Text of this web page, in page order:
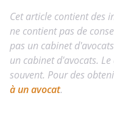
Cet article contient des
ne contient pas de
pas un cabinet
un cabinet d'avocats.
souvent. Pour des
à un avocat.